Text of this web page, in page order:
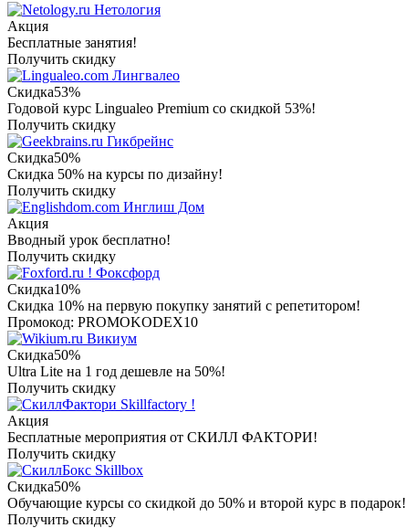
Нетология
Акция
Бесплатные занятия!
Получить скидку
Лингвалео
Скидка53%
Годовой курс Lingualeo Premium со скидкой 53%!
Получить скидку
Гикбрейнс
Скидка50%
Скидка 50% на курсы по дизайну!
Получить скидку
Инглиш Дом
Акция
Вводный урок бесплатно!
Получить скидку
Фоксфорд
Скидка10%
Скидка 10% на первую покупку занятий с репетитором!
Промокод: PROMOKODEX10
Викиум
Скидка50%
Ultra Lite на 1 год дешевле на 50%!
Получить скидку
Skillfactory !
Акция
Бесплатные мероприятия от СКИЛЛ ФАКТОРИ!
Получить скидку
Skillbox
Скидка50%
Обучающие курсы со скидкой до 50% и второй курс в подарок!
Получить скидку